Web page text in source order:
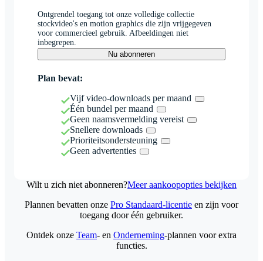
Ontgrendel toegang tot onze volledige collectie
stockvideo's en motion graphics die zijn vrijgegeven
voor commercieel gebruik. Afbeeldingen niet
inbegrepen.
Nu abonneren
Plan bevat:
Vijf video-downloads per maand
Één bundel per maand
Geen naamsvermelding vereist
Snellere downloads
Prioriteitsondersteuning
Geen advertenties
Wilt u zich niet abonneren?Meer aankoopopties bekijken
Plannen bevatten onze Pro Standaard-licentie en zijn voor
toegang door één gebruiker.
Ontdek onze Team- en Onderneming-plannen voor extra
functies.